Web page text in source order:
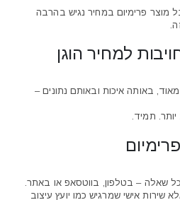
בזכות היבוא הישיר, הלקוח מקבל מוצר פרימיום במחיר נגיש בהרבה
למחיר הוגן
אם מצאתם מוצר זהה או דומה מאוד, באותה איכות ובאותם נתונים –
תמיד.